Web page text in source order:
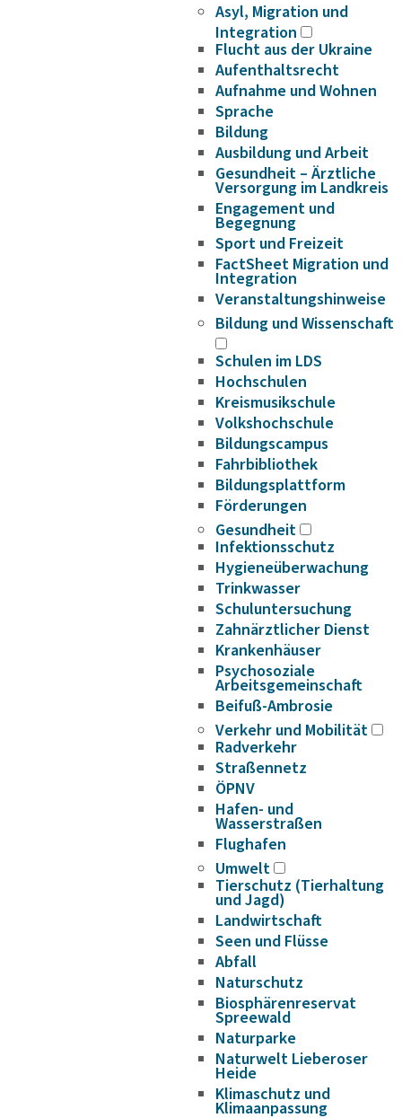
Asyl, Migration und
Integration
Flucht aus der Ukraine
Aufenthaltsrecht
Aufnahme und Wohnen
Sprache
Bildung
Ausbildung und Arbeit
Gesundheit – Ärztliche
Versorgung im Landkreis
Engagement und
Begegnung
Sport und Freizeit
FactSheet Migration und
Integration
Veranstaltungshinweise
Bildung und Wissenschaft
Schulen im LDS
Hochschulen
Kreismusikschule
Volkshochschule
Bildungscampus
Fahrbibliothek
Bildungsplattform
Förderungen
Gesundheit
Infektionsschutz
Hygieneüberwachung
Trinkwasser
Schuluntersuchung
Zahnärztlicher Dienst
Krankenhäuser
Psychosoziale
Arbeitsgemeinschaft
Beifuß-Ambrosie
Verkehr und Mobilität
Radverkehr
Straßennetz
ÖPNV
Hafen- und
Wasserstraßen
Flughafen
Umwelt
Tierschutz (Tierhaltung
und Jagd)
Landwirtschaft
Seen und Flüsse
Abfall
Naturschutz
Biosphärenreservat
Spreewald
Naturparke
Naturwelt Lieberoser
Heide
Klimaschutz und
Klimaanpassung